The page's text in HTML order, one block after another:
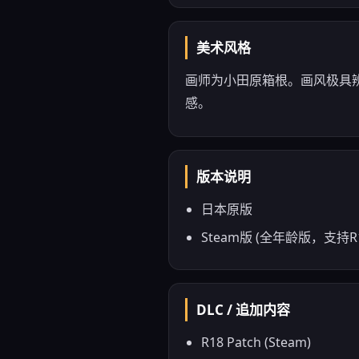
美术风格
画师为小田原箱根。画风极具
感。
版本说明
日本原版
Steam版 (全年龄版，支持
DLC / 追加内容
R18 Patch (Steam)